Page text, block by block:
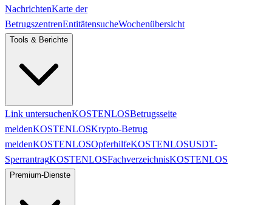
NachrichtenKarte der
BetrugszentrenEntitätensucheWochenübersicht
Tools & Berichte
Link untersuchenKOSTENLOSBetrugsseite
meldenKOSTENLOSKrypto-Betrug
meldenKOSTENLOSOpferhilfeKOSTENLOSUSDT-
SperrantragKOSTENLOSFachverzeichnisKOSTENLOS
Premium-Dienste